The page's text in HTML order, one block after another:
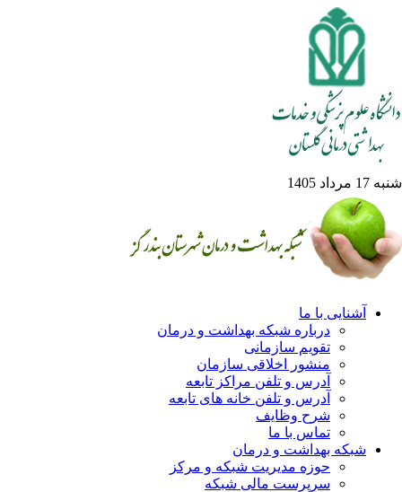
مرداد 1405
آشنایی با ما
درباره شبکه بهداشت و درمان
تقویم سازمانی
منشور اخلاقی سازمان
آدرس و تلفن مراکز تابعه
آدرس و تلفن خانه های تابعه
شرح وظایف
تماس با ما
شبکه بهداشت و درمان
حوزه مدیریت شبکه و مرکز
سرپرست مالی شبکه